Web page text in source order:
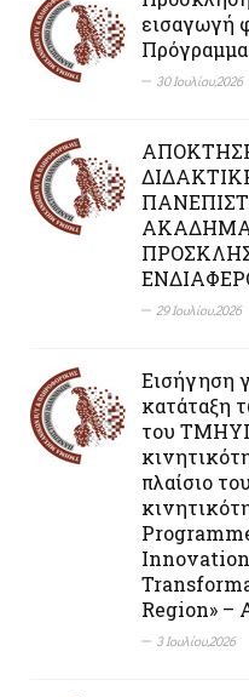
εισαγωγή
30 Ιουλίου,2026
29 Ιουλίου,2026
Εισήγηση
κατάταξη
του ΤΜΗΥΠ
πλαίσιο
Region» –
3 Ιουλίου,2026